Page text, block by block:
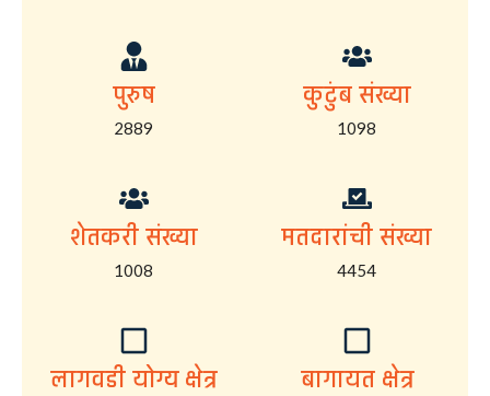
पुरुष
2889
कुटुंब संख्या
1098
शेतकरी संख्या
1008
मतदारांची संख्या
4454
लागवडी योग्य क्षेत्र बागायत क्षेत्र